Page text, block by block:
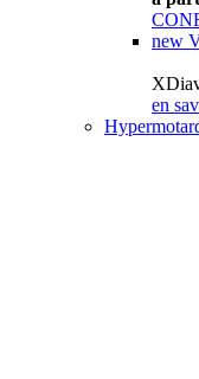
new
en